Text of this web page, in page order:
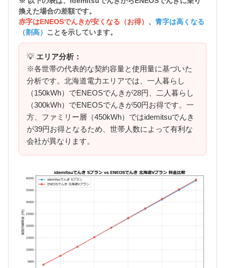
換えた場合の差額です。
赤字はENEOSでんきが安くなる（お得） 、 青字は高くなる
（割高） ことを示しています。
💡 エリア分析：
※各世帯の代表的な契約容量と使用量に基づいた
分析です。北海道電力エリアでは、一人暮らし
（150kWh）でENEOSでんきが28円、二人暮らし
（300kWh）でENEOSでんきが50円お得です。一
方、ファミリー層（450kWh）ではidemitsuでんき
が39円お得となるため、世帯人数によって有利な
会社が異なります。